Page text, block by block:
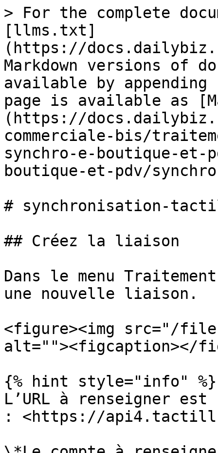
> For the complete
[llms.txt]
(https://
Markdown versions of
available by
page is available as
(https://
commerciale-bis/
synchro-e-boutique-et-
boutique-et-pdv/
# synchronisation-
## Créez la liaison
Dans le menu
une nouvelle liaison.
<figure><img src="/files/
alt=""><figcaption></
{% hint style="info" %}
L’URL à renseigner
: <https://